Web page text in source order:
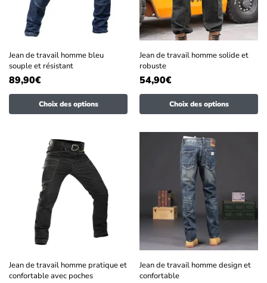
Jean de travail homme bleu
souple et résistant
89,90€
Choix des options
Jean de travail homme solide et
robuste
54,90€
Choix des options
Jean de travail homme pratique et
confortable avec poches
Jean de travail homme design et
confortable